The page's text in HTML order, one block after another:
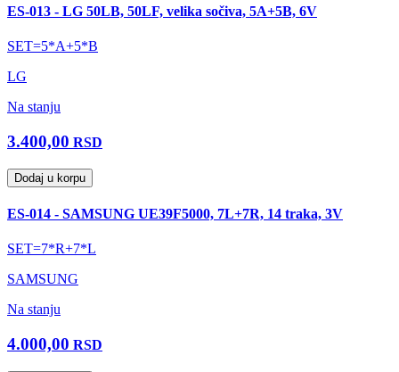
ES-013 - LG 50LB, 50LF, velika sočiva, 5A+5B, 6V
SET=5*A+5*B
LG
Na stanju
3.400,00 RSD
Dodaj u korpu
ES-014 - SAMSUNG UE39F5000, 7L+7R, 14 traka, 3V
SET=7*R+7*L
SAMSUNG
Na stanju
4.000,00 RSD